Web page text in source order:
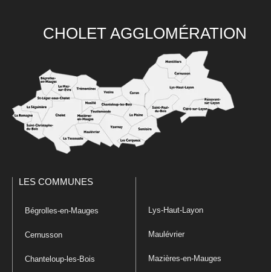
CHOLET AGGLOMÉRATION
LES COMMUNES
Bégrolles-en-Mauges
Cernusson
Chanteloup-les-Bois
Lys-Haut-Layon
Maulévrier
Mazières-en-Mauges